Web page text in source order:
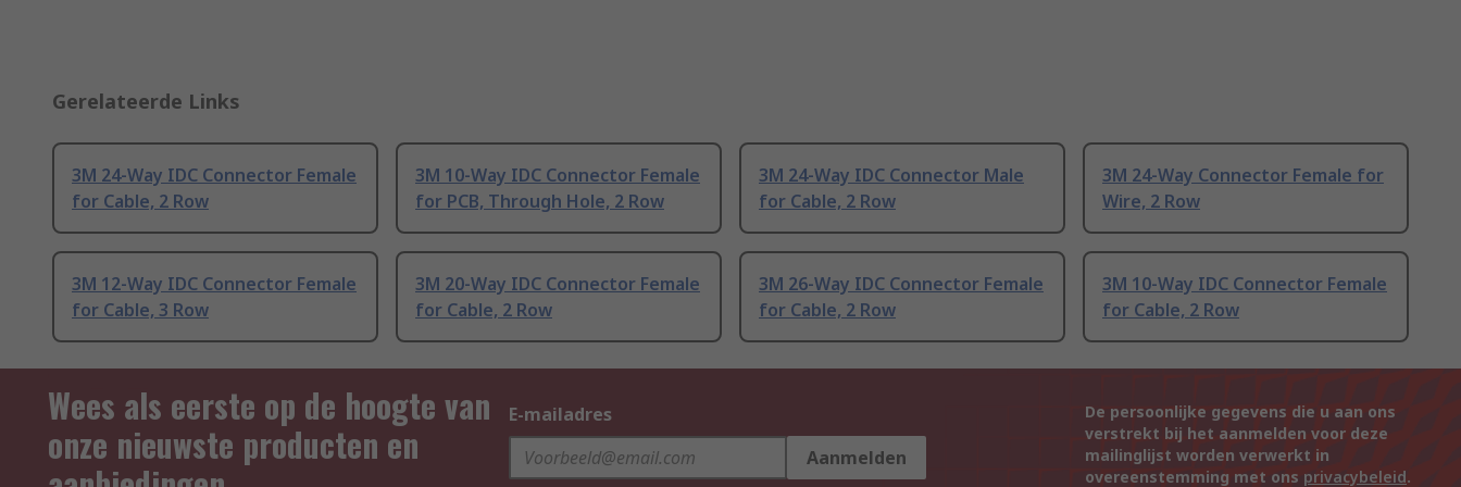
Gerelateerde Links
3M 24-Way IDC Connector Female
for Cable, 2 Row
3M 10-Way IDC Connector Female
for PCB, Through Hole, 2 Row
3M 24-Way IDC Connector Male
for Cable, 2 Row
3M 24-Way Connector Female for
Wire, 2 Row
3M 12-Way IDC Connector Female
for Cable, 3 Row
3M 20-Way IDC Connector Female
for Cable, 2 Row
3M 26-Way IDC Connector Female
for Cable, 2 Row
3M 10-Way IDC Connector Female
for Cable, 2 Row
Wees als eerste op de hoogte van
onze nieuwste producten en
E-mailadres
Aanmelden
De persoonlijke gegevens die u aan ons
verstrekt bij het aanmelden voor deze
mailinglijst worden verwerkt in
overeenstemming met ons privacybeleid.